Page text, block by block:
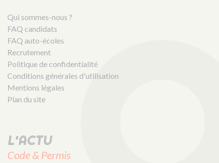
Qui sommes-nous ?
FAQ candidats
FAQ auto-écoles
Recrutement
Politique de confidentialité
Conditions générales d'utilisation
Mentions légales
Plan du site
L'actu
Code & Permis